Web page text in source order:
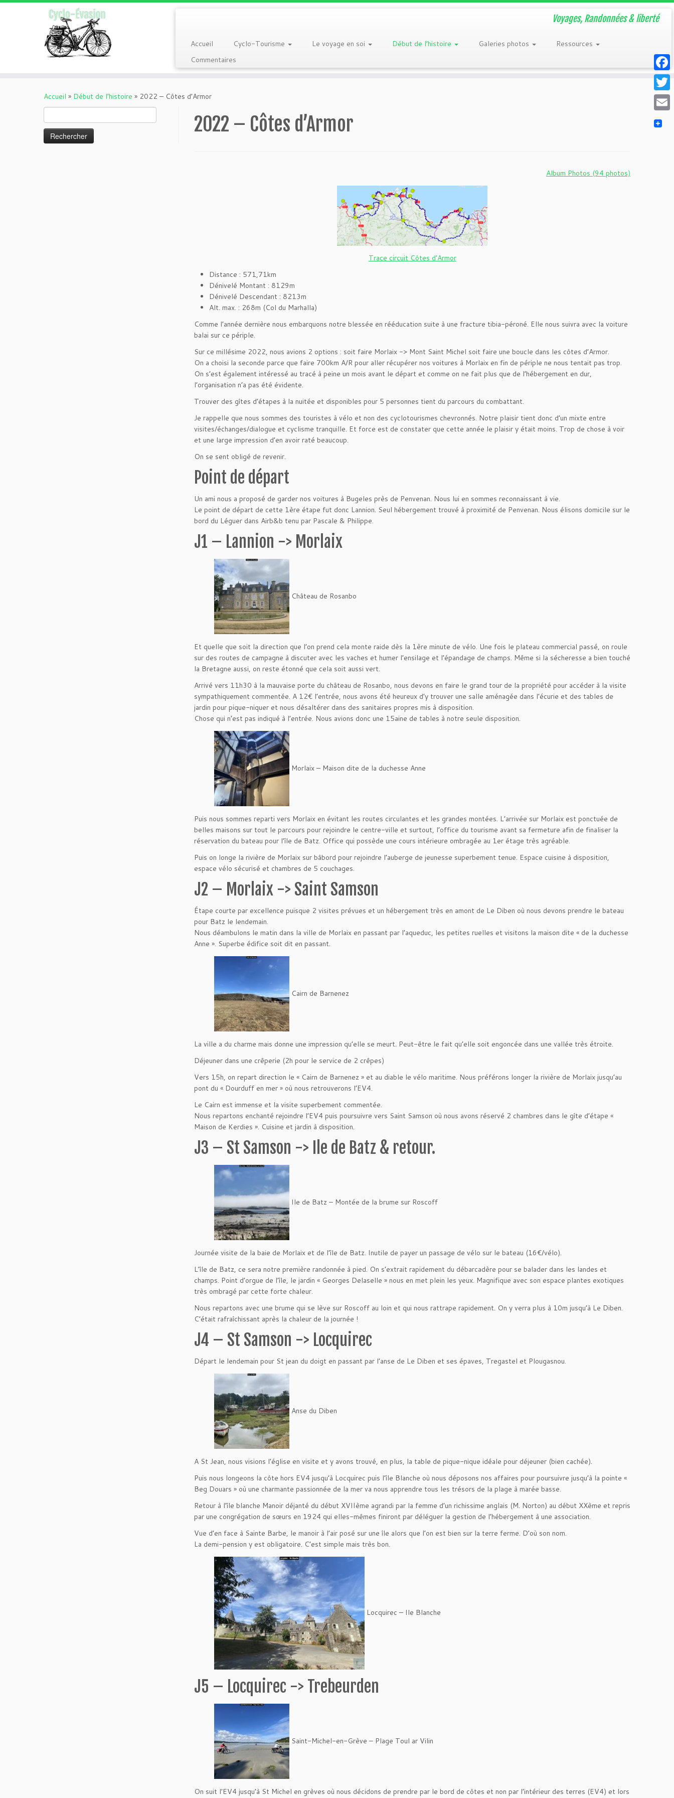
Voyages, Randonnées & liberté
Accueil Cyclo-Tourisme Le voyage en soi Début de l’histoire Galeries photos
Ressources
Commentaires
Accueil » Début de l’histoire » 2022 – Côtes d’Armor
2022 – Côtes d’Armor
Album Photos (94 photos)
Trace circuit Côtes d’Armor
Distance : 571,71km
Dénivelé Montant : 8129m
Dénivelé Descendant : 8213m
Alt. max. : 268m (Col du Marhalla)
Comme l’année dernière nous embarquons notre blessée en rééducation suite à une fracture tibia-péroné. Elle nous suivra avec la voiture
balai sur ce périple.
Sur ce millésime 2022, nous avions 2 options : soit faire Morlaix -> Mont Saint Michel soit faire une boucle dans les côtes d’Armor.
On a choisi la seconde parce que faire 700km A/R pour aller récupérer nos voitures à Morlaix en fin de périple ne nous tentait pas trop.
On s’est également intéressé au tracé à peine un mois avant le départ et comme on ne fait plus que de l’hébergement en dur,
l’organisation n’a pas été évidente.
Trouver des gîtes d’étapes à la nuitée et disponibles pour 5 personnes tient du parcours du combattant.
Je rappelle que nous sommes des touristes à vélo et non des cyclotourismes chevronnés. Notre plaisir tient donc d’un mixte entre
visites/échanges/dialogue et cyclisme tranquille. Et force est de constater que cette année le plaisir y était moins. Trop de chose à voir
et une large impression d’en avoir raté beaucoup.
On se sent obligé de revenir.
Point de départ
Un ami nous a proposé de garder nos voitures à Bugeles près de Penvenan. Nous lui en sommes reconnaissant à vie.
Le point de départ de cette 1ère étape fut donc Lannion. Seul hébergement trouvé à proximité de Penvenan. Nous élisons domicile sur le
bord du Léguer dans Airb&b tenu par Pascale & Philippe.
J1 – Lannion -> Morlaix
Château de Rosanbo
Et quelle que soit la direction que l’on prend cela monte raide dès la 1ère minute de vélo. Une fois le plateau commercial passé, on roule
sur des routes de campagne à discuter avec les vaches et humer l’ensilage et l’épandage de champs. Même si la sécheresse a bien touché
la Bretagne aussi, on reste étonné que cela soit aussi vert.
Arrivé vers 11h30 à la mauvaise porte du château de Rosanbo, nous devons en faire le grand tour de la propriété pour accéder à la visite
sympathiquement commentée. A 12€ l’entrée, nous avons été heureux d’y trouver une salle aménagée dans l’écurie et des tables de
jardin pour pique-niquer et nous désaltérer dans des sanitaires propres mis à disposition.
Chose qui n’est pas indiqué à l’entrée. Nous avions donc une 15aine de tables à notre seule disposition.
Morlaix – Maison dite de la duchesse Anne
Puis nous sommes reparti vers Morlaix en évitant les routes circulantes et les grandes montées. L’arrivée sur Morlaix est ponctuée de
belles maisons sur tout le parcours pour rejoindre le centre-ville et surtout, l’office du tourisme avant sa fermeture afin de finaliser la
réservation du bateau pour l’île de Batz. Office qui possède une cours intérieure ombragée au 1er étage très agréable.
Puis on longe la rivière de Morlaix sur bâbord pour rejoindre l’auberge de jeunesse superbement tenue. Espace cuisine à disposition,
espace vélo sécurisé et chambres de 5 couchages.
J2 – Morlaix -> Saint Samson
Étape courte par excellence puisque 2 visites prévues et un hébergement très en amont de Le Diben où nous devons prendre le bateau
pour Batz le lendemain.
Nous déambulons le matin dans la ville de Morlaix en passant par l’aqueduc, les petites ruelles et visitons la maison dite « de la duchesse
Anne ». Superbe édifice soit dit en passant.
Cairn de Barnenez
La ville a du charme mais donne une impression qu’elle se meurt. Peut-être le fait qu’elle soit engoncée dans une vallée très étroite.
Déjeuner dans une crêperie (2h pour le service de 2 crêpes)
Vers 15h, on repart direction le « Cairn de Barnenez » et au diable le vélo maritime. Nous préférons longer la rivière de Morlaix jusqu’au
pont du « Dourduff en mer » où nous retrouverons l’EV4.
Le Cairn est immense et la visite superbement commentée.
Nous repartons enchanté rejoindre l’EV4 puis poursuivre vers Saint Samson où nous avons réservé 2 chambres dans le gîte d’étape «
Maison de Kerdies ». Cuisine et jardin à disposition.
J3 – St Samson -> Ile de Batz & retour.
Ile de Batz – Montée de la brume sur Roscoff
Journée visite de la baie de Morlaix et de l’île de Batz. Inutile de payer un passage de vélo sur le bateau (16€/vélo).
L’île de Batz, ce sera notre première randonnée à pied. On s’extrait rapidement du débarcadère pour se balader dans les landes et
champs. Point d’orgue de l’île, le jardin « Georges Delaselle » nous en met plein les yeux. Magnifique avec son espace plantes exotiques
très ombragé par cette forte chaleur.
Nous repartons avec une brume qui se lève sur Roscoff au loin et qui nous rattrape rapidement. On y verra plus à 10m jusqu’à Le Diben.
C’était rafraîchissant après la chaleur de la journée !
J4 – St Samson -> Locquirec
Départ le lendemain pour St jean du doigt en passant par l’anse de Le Diben et ses épaves, Tregastel et Plougasnou.
Anse du Diben
A St Jean, nous visions l’église en visite et y avons trouvé, en plus, la table de pique-nique idéale pour déjeuner (bien cachée).
Puis nous longeons la côte hors EV4 jusqu’à Locquirec puis l’île Blanche où nous déposons nos affaires pour poursuivre jusqu’à la pointe «
Beg Douars » où une charmante passionnée de la mer va nous apprendre tous les trésors de la plage à marée basse.
Retour à l’île blanche Manoir déjanté du début XVIIème agrandi par la femme d’un richissime anglais (M. Norton) au début XXème et repris
par une congrégation de sœurs en 1924 qui elles-mêmes finiront par déléguer la gestion de l’hébergement à une association.
Vue d’en face à Sainte Barbe, le manoir à l’air posé sur une île alors que l’on est bien sur la terre ferme. D’où son nom.
La demi-pension y est obligatoire. C’est simple mais très bon.
Locquirec – Ile Blanche
J5 – Locquirec -> Trebeurden
Saint-Michel-en-Grève – Plage Toul ar Vilin
On suit l’EV4 jusqu’à St Michel en grèves où nous décidons de prendre par le bord de côtes et non par l’intérieur des terres (EV4) et lors
Email